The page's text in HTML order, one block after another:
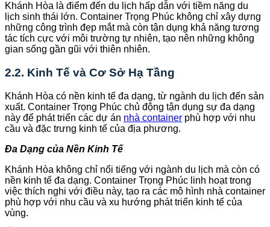
Khánh Hòa là điểm đến du lịch hấp dẫn với tiềm năng du
lịch sinh thái lớn. Container Trọng Phúc không chỉ xây dựng
những công trình đẹp mắt mà còn tận dụng khả năng tương
tác tích cực với môi trường tự nhiên, tạo nên những không
gian sống gần gũi với thiên nhiên.
2.2. Kinh Tế và Cơ Sở Hạ Tầng
Khánh Hòa có nền kinh tế đa dạng, từ ngành du lịch đến sản
xuất. Container Trọng Phúc chủ động tận dụng sự đa dạng
này để phát triển các dự án nhà container phù hợp với nhu
cầu và đặc trưng kinh tế của địa phương.
Đa Dạng của Nền Kinh Tế
Khánh Hòa không chỉ nổi tiếng với ngành du lịch mà còn có
nền kinh tế đa dạng. Container Trọng Phúc linh hoạt trong
việc thích nghi với điều này, tạo ra các mô hình nhà container
phù hợp với nhu cầu và xu hướng phát triển kinh tế của
vùng.